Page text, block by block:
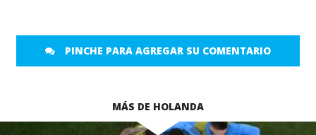
PINCHE PARA AGREGAR SU COMENTARIO
MÁS DE HOLANDA